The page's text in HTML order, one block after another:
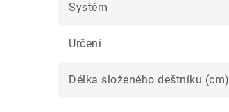
Systém
Určení
Délka složeného deštníku (cm)